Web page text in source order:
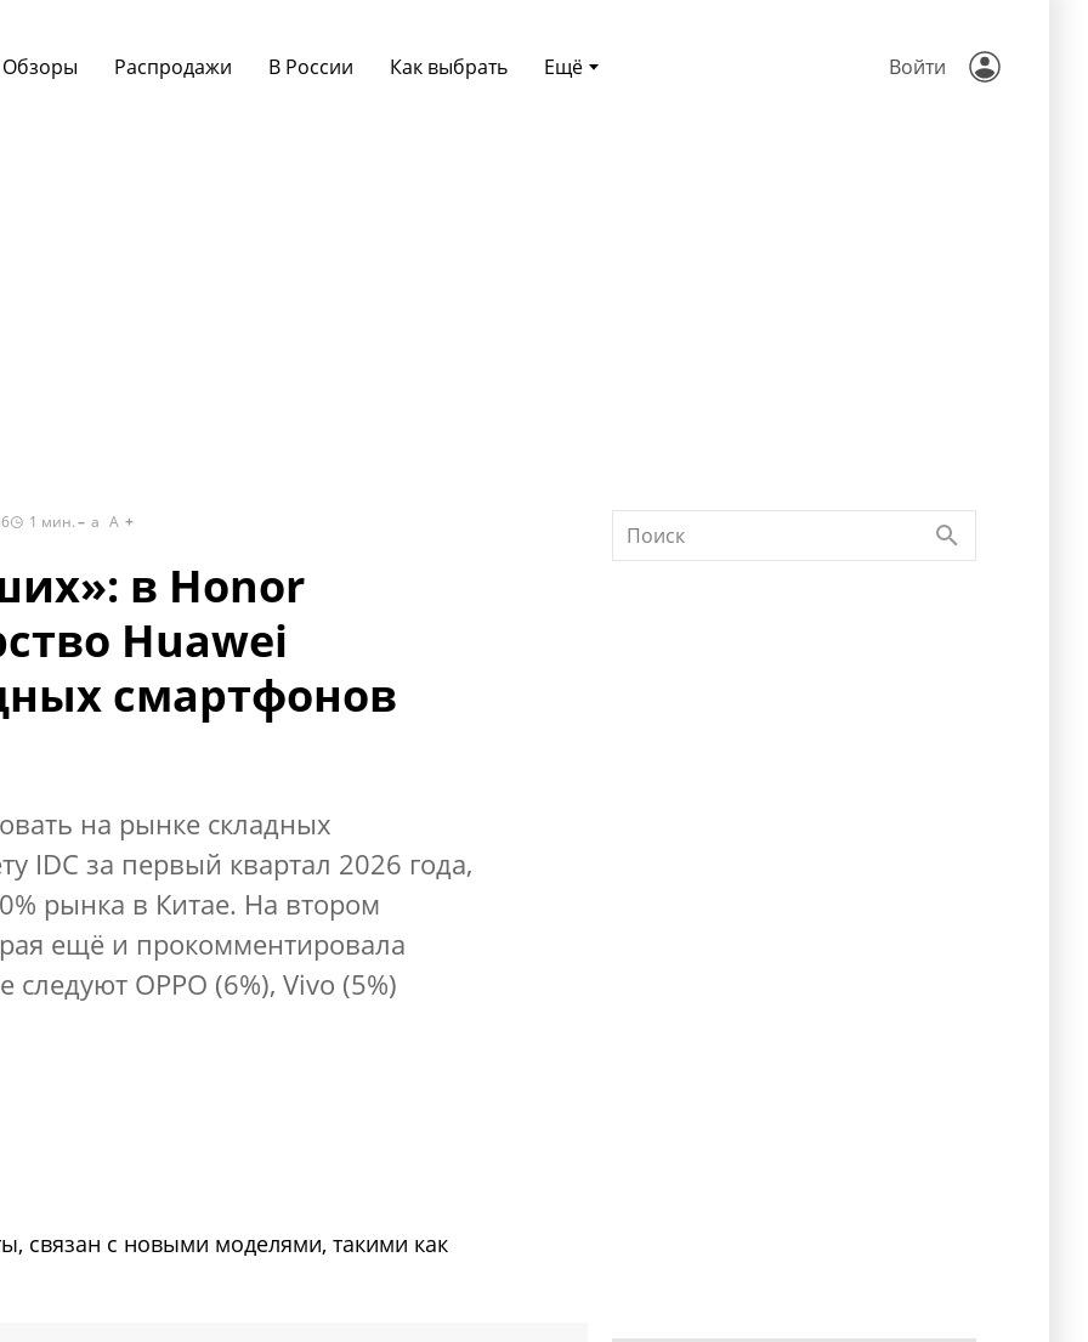
Ещё
Обзоры Распродажи В России Как выбрать Войти
1 мин. a A
в Honor
Huawei
смартфонов
на рынке складных
IDC за первый квартал 2026 года,
рынка в Китае. На втором
ещё и прокомментировала
следуют OPPO (6%), Vivo (5%)
связан с новыми моделями, такими как